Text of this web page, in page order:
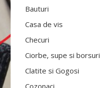
Bauturi
Casa de vis
Checuri
Ciorbe, supe si borsuri
Clatite si Gogosi
Cozonaci